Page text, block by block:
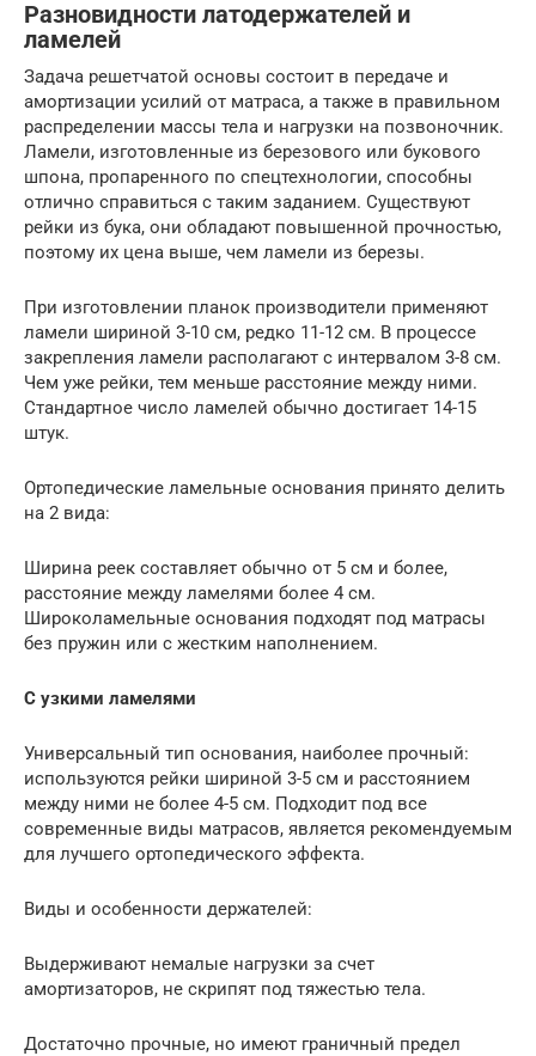
Разновидности латодержателей и
ламелей
Задача решетчатой основы состоит в передаче и
амортизации усилий от матраса, а также в правильном
распределении массы тела и нагрузки на позвоночник.
Ламели, изготовленные из березового или букового
шпона, пропаренного по спецтехнологии, способны
отлично справиться с таким заданием. Существуют
рейки из бука, они обладают повышенной прочностью,
поэтому их цена выше, чем ламели из березы.
При изготовлении планок производители применяют
ламели шириной 3-10 см, редко 11-12 см. В процессе
закрепления ламели располагают с интервалом 3-8 см.
Чем уже рейки, тем меньше расстояние между ними.
Стандартное число ламелей обычно достигает 14-15
штук.
Ортопедические ламельные основания принято делить
на 2 вида:
Ширина реек составляет обычно от 5 см и более,
расстояние между ламелями более 4 см.
Широколамельные основания подходят под матрасы
без пружин или с жестким наполнением.
С узкими ламелями
Универсальный тип основания, наиболее прочный:
используются рейки шириной 3-5 см и расстоянием
между ними не более 4-5 см. Подходит под все
современные виды матрасов, является рекомендуемым
для лучшего ортопедического эффекта.
Виды и особенности держателей:
Выдерживают немалые нагрузки за счет
амортизаторов, не скрипят под тяжестью тела.
Достаточно прочные, но имеют граничный предел